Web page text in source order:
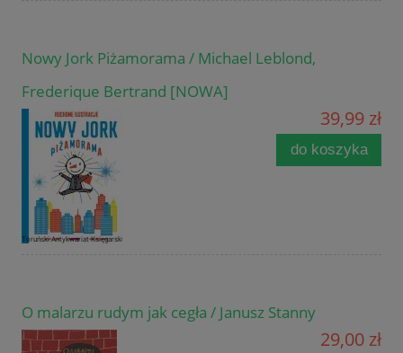
Nowy Jork Piżamorama / Michael Leblond,
Frederique Bertrand [NOWA]
39,99 zł
do koszyka
O malarzu rudym jak cegła / Janusz Stanny
29,00 zł